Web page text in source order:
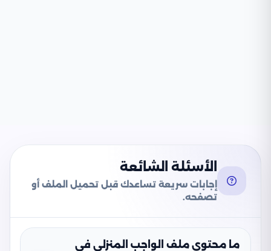
الأسئلة الشائعة
إجابات سريعة تساعدك قبل تحميل الملف أو
تصفحه.
ما محتوى ملف الواجب المنزلي في